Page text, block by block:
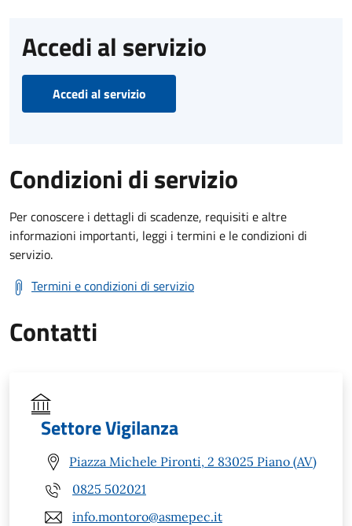
Accedi al servizio
Accedi al servizio
Condizioni di servizio
Per conoscere i dettagli di scadenze, requisiti e altre
informazioni importanti, leggi i termini e le condizioni di
servizio.
Termini e condizioni di servizio
Contatti
Settore Vigilanza
Piazza Michele Pironti, 2 83025 Piano (AV)
0825 502021
info.montoro@asmepec.it